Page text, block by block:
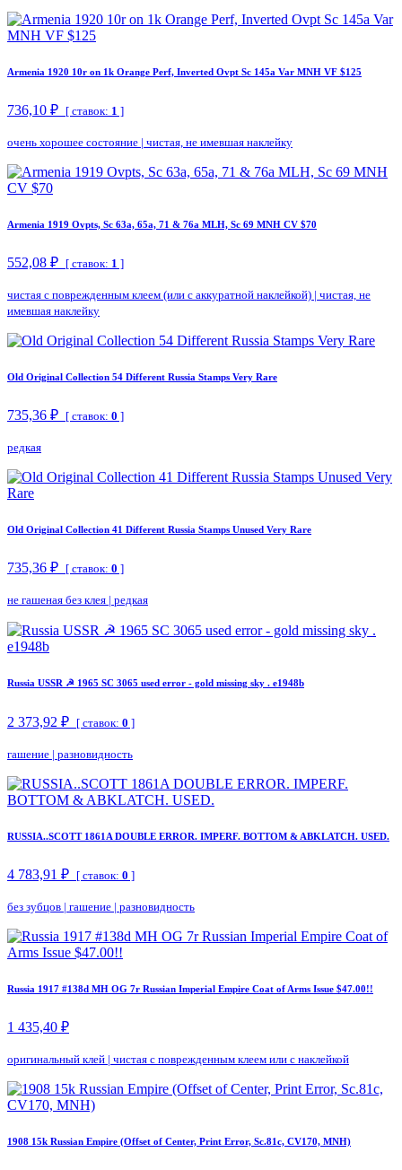
Armenia 1920 10r on 1k Orange Perf, Inverted Ovpt Sc 145a Var MNH VF $125
736,10 ₽ [ ставок: 1 ]
очень хорошее состояние | чистая, не имевшая наклейку
Armenia 1919 Ovpts, Sc 63a, 65a, 71 & 76a MLH, Sc 69 MNH CV $70
552,08 ₽ [ ставок: 1 ]
чистая с поврежденным клеем (или с аккуратной наклейкой) | чистая, не
имевшая наклейку
Old Original Collection 54 Different Russia Stamps Very Rare
735,36 ₽ [ ставок: 0 ]
редкая
Old Original Collection 41 Different Russia Stamps Unused Very Rare
735,36 ₽ [ ставок: 0 ]
не гашеная без клея | редкая
Russia USSR ☭ 1965 SC 3065 used error - gold missing sky . e1948b
2 373,92 ₽ [ ставок: 0 ]
гашение | разновидность
RUSSIA..SCOTT 1861A DOUBLE ERROR. IMPERF. BOTTOM & ABKLATCH. USED.
4 783,91 ₽ [ ставок: 0 ]
без зубцов | гашение | разновидность
Russia 1917 #138d MH OG 7r Russian Imperial Empire Coat of Arms Issue $47.00!!
1 435,40 ₽
оригинальный клей | чистая с поврежденным клеем или с наклейкой
1908 15k Russian Empire (Offset of Center, Print Error, Sc.81c, CV170, MNH)